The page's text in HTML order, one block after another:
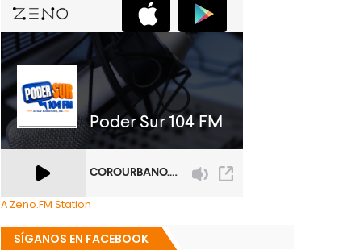
A Zeno.FM Station
SÍGANOS EN FACEBOOK